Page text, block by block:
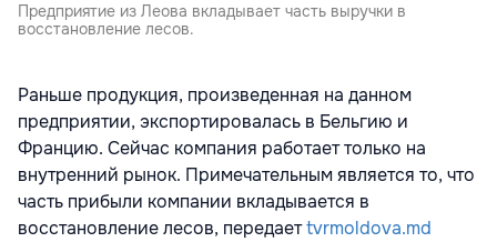
Предприятие из Леова вкладывает часть выручки в
восстановление лесов.
Раньше продукция, произведенная на данном
предприятии, экспортировалась в Бельгию и
Францию. Сейчас компания работает только на
внутренний рынок. Примечательным является то, что
часть прибыли компании вкладывается в
восстановление лесов, передаетtvrmoldova.md